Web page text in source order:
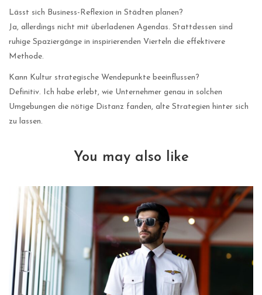
Lässt sich Business-Reflexion in Städten planen?
Ja, allerdings nicht mit überladenen Agendas. Stattdessen sind
ruhige Spaziergänge in inspirierenden Vierteln die effektivere
Methode.
Kann Kultur strategische Wendepunkte beeinflussen?
Definitiv. Ich habe erlebt, wie Unternehmer genau in solchen
Umgebungen die nötige Distanz fanden, alte Strategien hinter sich
zu lassen.
You may also like